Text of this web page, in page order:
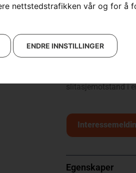
nettstedstrafikken vår og for å
ENDRE INNSTILLINGER
Artikelnummer:
99kr
Allsidig
slitasjemotstand i
Egenskaper